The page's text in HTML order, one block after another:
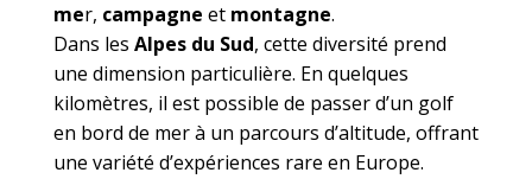
mer, campagne et montagne.
Dans les Alpes du Sud, cette diversité prend
une dimension particulière. En quelques
kilomètres, il est possible de passer d’un golf
en bord de mer à un parcours d’altitude, offrant
une variété d’expériences rare en Europe.